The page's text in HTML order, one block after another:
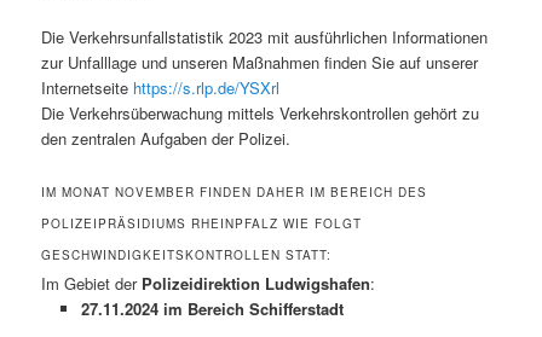
Die Verkehrsunfallstatistik 2023 mit ausführlichen Informationen
zur Unfalllage und unseren Maßnahmen finden Sie auf unserer
Internetseite https://s.rlp.de/YSXrl
Die Verkehrsüberwachung mittels Verkehrskontrollen gehört zu
den zentralen Aufgaben der Polizei.
IM MONAT NOVEMBER FINDEN DAHER IM BEREICH DES
POLIZEIPRÄSIDIUMS RHEINPFALZ WIE FOLGT
GESCHWINDIGKEITSKONTROLLEN STATT:
Im Gebiet der Polizeidirektion Ludwigshafen:
27.11.2024 im Bereich Schifferstadt